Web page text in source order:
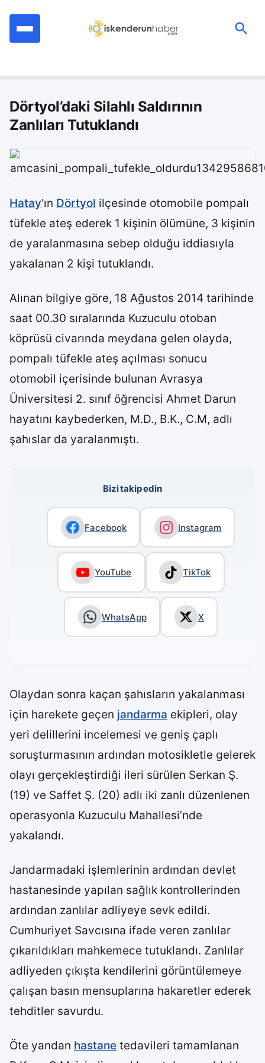
Dörtyol’daki Silahlı Saldırının
Zanlıları Tutuklandı
Hatay’ın Dörtyol ilçesinde otomobile pompalı
tüfekle ateş ederek 1 kişinin ölümüne, 3 kişinin
de yaralanmasına sebep olduğu iddiasıyla
yakalanan 2 kişi tutuklandı.
Alınan bilgiye göre, 18 Ağustos 2014 tarihinde
saat 00.30 sıralarında Kuzuculu otoban
köprüsü civarında meydana gelen olayda,
pompalı tüfekle ateş açılması sonucu
otomobil içerisinde bulunan Avrasya
Üniversitesi 2. sınıf öğrencisi Ahmet Darun
hayatını kaybederken, M.D., B.K., C.M, adlı
şahıslar da yaralanmıştı.
Bizi takip edin
Facebook Instagram
YouTube TikTok
WhatsApp X
Olaydan sonra kaçan şahısların yakalanması
için harekete geçen jandarma ekipleri, olay
yeri delillerini incelemesi ve geniş çaplı
soruşturmasının ardından motosikletle gelerek
olayı gerçekleştirdiği ileri sürülen Serkan Ş.
(19) ve Saffet Ş. (20) adlı iki zanlı düzenlenen
operasyonla Kuzuculu Mahallesi’nde
yakalandı.
Jandarmadaki işlemlerinin ardından devlet
hastanesinde yapılan sağlık kontrollerinden
ardından zanlılar adliyeye sevk edildi.
Cumhuriyet Savcısına ifade veren zanlılar
çıkarıldıkları mahkemece tutuklandı. Zanlılar
adliyeden çıkışta kendilerini görüntülemeye
çalışan basın mensuplarına hakaretler ederek
tehditler savurdu.
Öte yandan hastane tedavileri tamamlanan